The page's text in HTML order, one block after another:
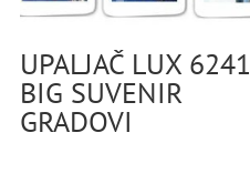
UPALJAČ LUX 6241
BIG SUVENIR
GRADOVI